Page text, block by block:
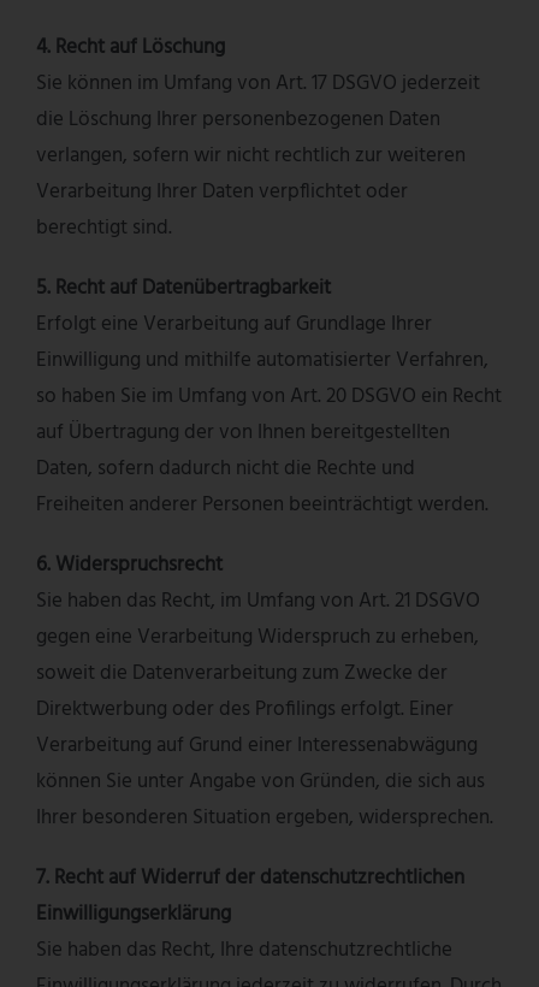
4. Recht auf Löschung
Sie können im Umfang von Art. 17 DSGVO jederzeit
die Löschung Ihrer personenbezogenen Daten
verlangen, sofern wir nicht rechtlich zur weiteren
Verarbeitung Ihrer Daten verpflichtet oder
berechtigt sind.
5. Recht auf Datenübertragbarkeit
Erfolgt eine Verarbeitung auf Grundlage Ihrer
Einwilligung und mithilfe automatisierter Verfahren,
so haben Sie im Umfang von Art. 20 DSGVO ein Recht
auf Übertragung der von Ihnen bereitgestellten
Daten, sofern dadurch nicht die Rechte und
Freiheiten anderer Personen beeinträchtigt werden.
6. Widerspruchsrecht
Sie haben das Recht, im Umfang von Art. 21 DSGVO
gegen eine Verarbeitung Widerspruch zu erheben,
soweit die Datenverarbeitung zum Zwecke der
Direktwerbung oder des Profilings erfolgt. Einer
Verarbeitung auf Grund einer Interessenabwägung
können Sie unter Angabe von Gründen, die sich aus
Ihrer besonderen Situation ergeben, widersprechen.
7. Recht auf Widerruf der datenschutzrechtlichen
Einwilligungserklärung
Sie haben das Recht, Ihre datenschutzrechtliche